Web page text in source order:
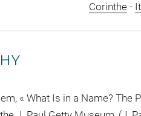
Corinthe-
« What Is in a Name? The